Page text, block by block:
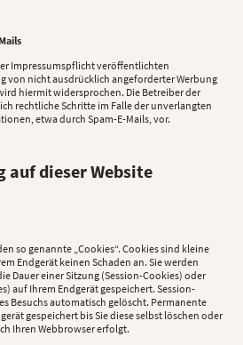
Impressumspflicht veröffentlichten
von nicht ausdrücklich angeforderter Werbung
hiermit widersprochen. Die Betreiber der
rechtliche Schritte im Falle der unverlangten
etwa durch Spam-E-Mails, vor.
auf dieser Website
so genannte „Cookies“. Cookies sind kleine
Endgerät keinen Schaden an. Sie werden
Dauer einer Sitzung (Session-Cookies) oder
auf Ihrem Endgerät gespeichert. Session-
Besuchs automatisch gelöscht. Permanente
gespeichert bis Sie diese selbst löschen oder
Ihren Webbrowser erfolgt.